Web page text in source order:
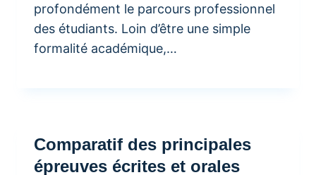
profondément le parcours professionnel
des étudiants. Loin d’être une simple
formalité académique,…
Comparatif des principales
épreuves écrites et orales